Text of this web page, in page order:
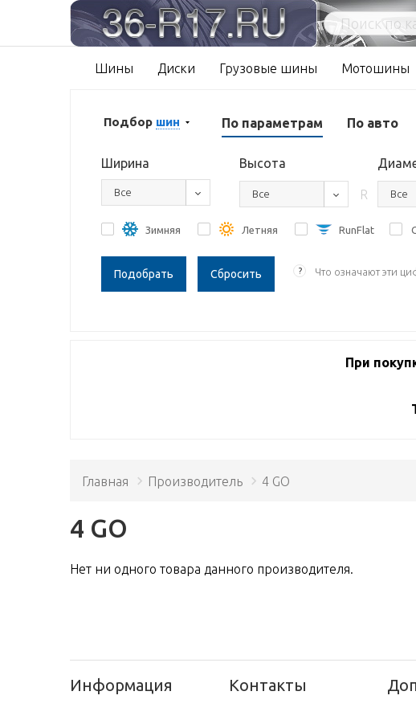
Шины Диски Грузовые шины Мотошины
По параметрам По авто
Подбор шин
Ширина
Все
Высота
Все R Все
Зимняя Летняя RunFlat
Сбросить ? Что означают эти
При
Главная Производитель 4 GO
4 GO
Нет ни одного товара данного производителя.
Информация Контакты